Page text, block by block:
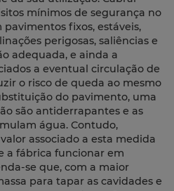
mínimos de segurança no
fixos, estáveis,
perigosas, saliências e
adequada, e ainda a
a eventual circulação de
o risco de queda ao mesmo
do pavimento, uma
são antiderrapantes e as
água. Contudo,
associado a esta medida
a fábrica funcionar em
se que, com a maior
para tapar as cavidades e